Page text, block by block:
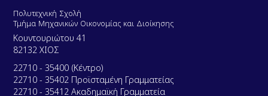
Πολυτεχνική Σχολή
Τμήμα Μηχανικών Οικονομίας και Διοίκησης
Κουντουριώτου 41
82132 ΧΙΟΣ
22710 - 35400 (Κέντρο)
22710 - 35402 Προϊσταμένη Γραμματείας
22710 - 35412 Ακαδημαϊκή Γραμματεία